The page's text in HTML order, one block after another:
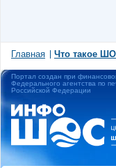
Главная Что такое
Портал создан при
Федерального агентства по
Российской Федерации